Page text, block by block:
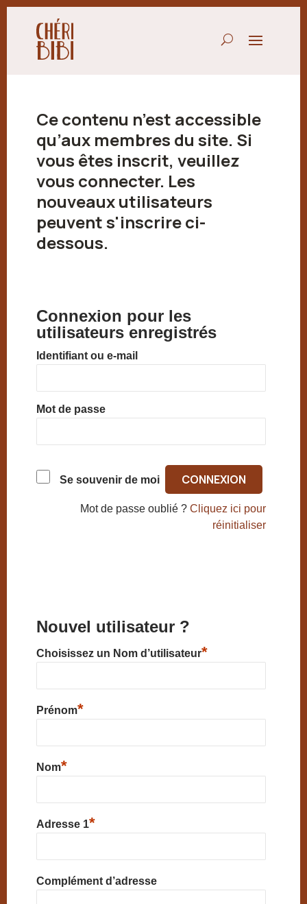
Ce contenu n’est accessible
qu’aux membres du site. Si
vous êtes inscrit, veuillez
vous connecter. Les
nouveaux utilisateurs
peuvent s'inscrire ci-
dessous.
Connexion pour les
utilisateurs enregistrés
Identifiant ou e-mail
Mot de passe
Se souvenir de moi
Mot de passe oublié ?Cliquez ici pour
réinitialiser
Nouvel utilisateur ?
Choisissez un Nom d’utilisateur*
Prénom*
Nom*
Adresse 1*
Complément d’adresse